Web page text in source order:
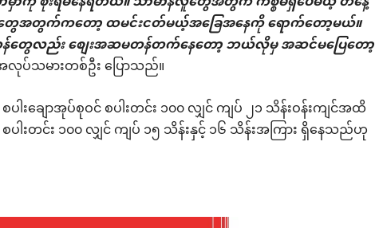
ေအတွက်ကတော့ ထမင်းငတ်မယ့်အခြေအနေကို ရောက်တော့မယ်။
န်တွေလည်း စျေးအဆမတန်တက်နေတော့ ဘယ်လိုမှ အဆင်မပြေတော့
လုပ်သမားတစ်ဦး ပြောသည်။
ချောအုပ်စုဝင် စပါးတင်း ၁၀၀ လျှင် ကျပ် ၂၁ သိန်းဝန်းကျင်အထိ
စပါးတင်း ၁၀၀ လျှင် ကျပ် ၁၅ သိန်းနှင့် ၁၆ သိန်းအကြား ရှိနေသည်ဟု